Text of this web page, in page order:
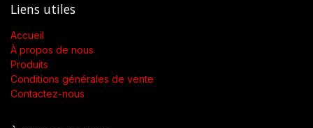
Liens utiles
Accueil
À propos de nous
Produits
Conditions générales de vente
Contactez-nous